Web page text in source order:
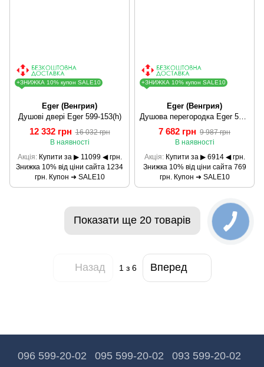
+ЗНИЖКА 10% купон SALE10
Eger (Венгрия)
Душові двері Eger 599-153(h)
12 332 грн 16 032 грн
В наявності
Акція Купити за ▶ 11099 ◀ грн.
Знижка 10% від ціни сайта 1234
грн. Купон ➜ SALE10
+ЗНИЖКА 10% купон SALE10
Eger (Венгрия)
Душова перегородка Eger 599-163-80W(h)
7 682 грн 9 987 грн
В наявності
Акція Купити за ▶ 6914 ◀ грн.
Знижка 10% від ціни сайта 769
грн. Купон ➜ SALE10
Показати ще 20 товарів
Назад 1 з 6 Вперед
096 599-20-02 095 599-20-02 093 599-20-02